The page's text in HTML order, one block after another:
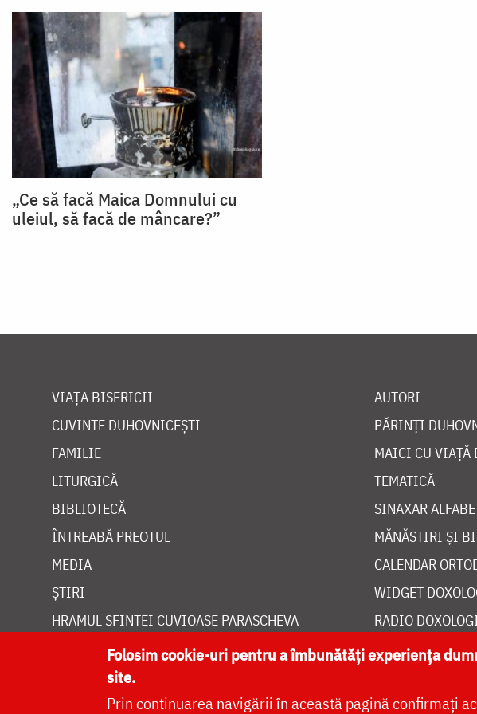
„Ce să facă Maica Domnului cu
uleiul, să facă de mâncare?”
VIAȚA BISERICII
CUVINTE DUHOVNICEȘTI
FAMILIE
LITURGICĂ
BIBLIOTECĂ
ÎNTREABĂ PREOTUL
MEDIA
ȘTIRI
HRAMUL SFINTEI CUVIOASE PARASCHEVA
AUTORI
PĂRINȚI
MAICI CU VIAȚĂ
TEMATICĂ
SINAXAR
MĂNĂSTIRI ȘI
CALENDAR
WIDGET
RADIO
Folosim cookie-uri pentru a îmbunătăți experiența
site.
Prin continuarea navigării în această pagină confirmați